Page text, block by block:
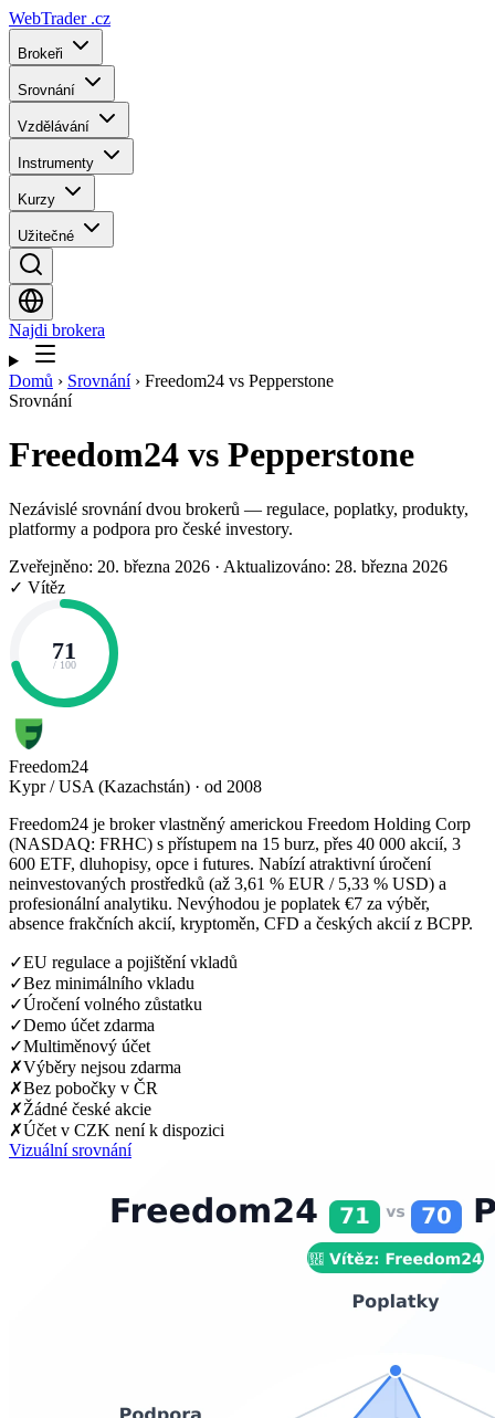
WebTrader .cz
Brokeři
Srovnání
Vzdělávání
Instrumenty
Kurzy
Užitečné
Najdi brokera
Domů › Srovnání › Freedom24 vs Pepperstone
Srovnání
Freedom24 vs Pepperstone
Nezávislé srovnání dvou brokerů — regulace, poplatky, produkty,
platformy a podpora pro české investory.
Zveřejněno: 20. března 2026 · Aktualizováno: 28. března 2026
✓ Vítěz
71
/ 100
Freedom24
Kypr / USA (Kazachstán) · od 2008
Freedom24 je broker vlastněný americkou Freedom Holding Corp
(NASDAQ: FRHC) s přístupem na 15 burz, přes 40 000 akcií, 3
600 ETF, dluhopisy, opce i futures. Nabízí atraktivní úročení
neinvestovaných prostředků (až 3,61 % EUR / 5,33 % USD) a
profesionální analytiku. Nevýhodou je poplatek €7 za výběr,
absence frakčních akcií, kryptoměn, CFD a českých akcií z BCPP.
✓EU regulace a pojištění vkladů
✓Bez minimálního vkladu
✓Úročení volného zůstatku
✓Demo účet zdarma
✓Multiměnový účet
✗Výběry nejsou zdarma
✗Bez pobočky v ČR
✗Žádné české akcie
✗Účet v CZK není k dispozici
Vizuální srovnání